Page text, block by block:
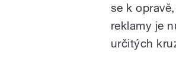
se k
reklamy je
určitých